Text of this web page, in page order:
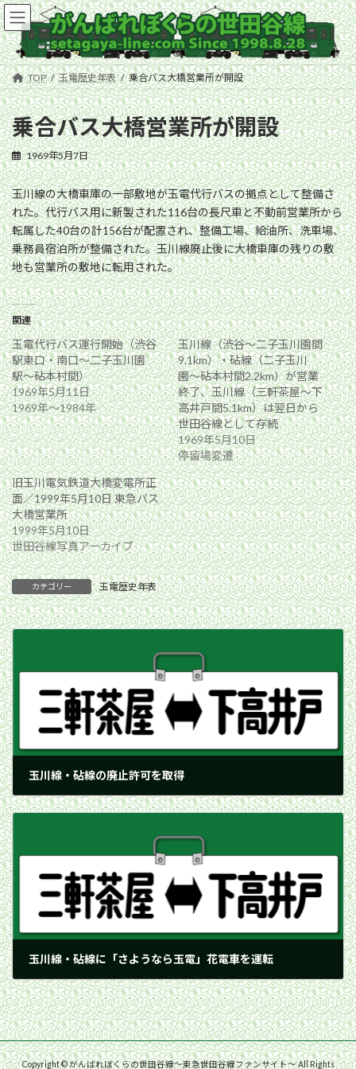
コ
ン
テ
ン
ツ
へ
ス
キ
ッ
プ
ナ
ビ
ゲ
ー
シ
ョ
ン
に
移
動
TOP 玉電歴史年表 乗合バス大橋営業所が開設
乗合バス大橋営業所が開設
1969年5月7日
玉川線の大橋車庫の一部敷地が玉電代行バスの拠点として整備さ
れた。代行バス用に新製された116台の長尺車と不動前営業所から
転属した40台の計156台が配置され、整備工場、給油所、洗車場、
乗務員宿泊所が整備された。玉川線廃止後に大橋車庫の残りの敷
地も営業所の敷地に転用された。
関連
玉電代行バス運行開始（渋谷
駅東口・南口〜二子玉川園
駅〜砧本村間）
1969年5月11日
1969年〜1984年
玉川線（渋谷〜二子玉川園間
9.1km）・砧線（二子玉川
園〜砧本村間2.2km）が営業
終了、玉川線（三軒茶屋〜下
高井戸間5.1km）は翌日から
世田谷線として存続
1969年5月10日
停留場変遷
旧玉川電気鉄道大橋変電所正
面／1999年5月10日 東急バス
大橋営業所
1999年5月10日
世田谷線写真アーカイブ
カテゴリー 玉電歴史年表
玉川線・砧線の廃止許可を取得
1969年4月26日
玉川線・砧線に「さようなら玉電」花電車を運転
1969年5月8日
Copyright © がんばれぼくらの世田谷線〜東急世田谷線ファンサイト〜 All Rights